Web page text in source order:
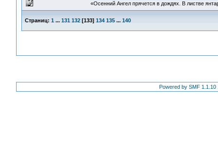
«Осенний Ангел прячется в дождях. В листве
Страниц: 1 ... 131 132[133] 134 135 ... 140
Powered by SMF 1.1.10